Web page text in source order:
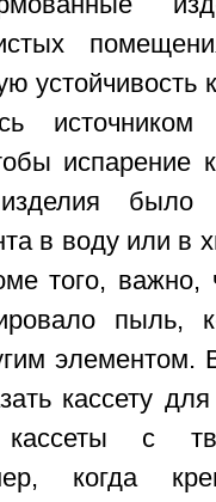
устойчивость
источником
испарение
было
в воду или в
того,
пыль,
элементом.
кассету
кассеты с
когда